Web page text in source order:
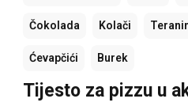
Čokolada Kolači
Ćevapčići Burek
Tijesto za pizzu u